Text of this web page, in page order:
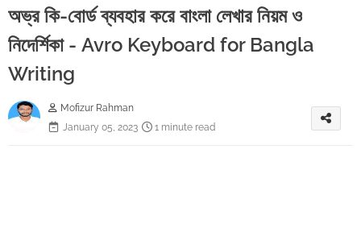
অভ্র কি-বোর্ড ব্যবহার করে বাংলা লেখার নিয়ম ও
নিদের্শিকা - Avro Keyboard for Bangla
Writing
Mofizur Rahman
January 05, 2023
1 minute read